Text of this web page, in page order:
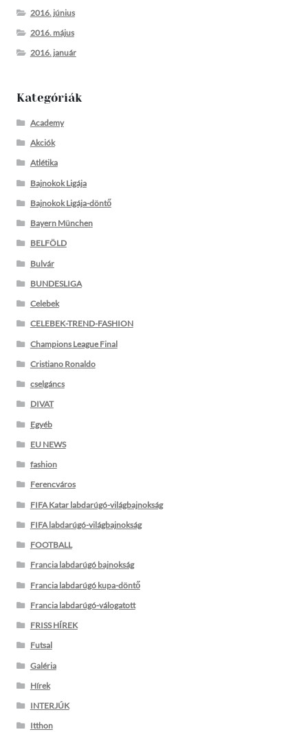
2016. június
2016. május
2016. január
Kategóriák
Academy
Akciók
Atlétika
Bajnokok Ligája
Bajnokok Ligája-döntő
Bayern München
BELFÖLD
Bulvár
BUNDESLIGA
Celebek
CELEBEK-TREND-FASHION
Champions League Final
Cristiano Ronaldo
cselgáncs
DIVAT
Egyéb
EU NEWS
fashion
Ferencváros
FIFA Katar labdarúgó-világbajnokság
FIFA labdarúgó-világbajnokság
FOOTBALL
Francia labdarúgó bajnokság
Francia labdarúgó kupa-döntő
Francia labdarúgó-válogatott
FRISS HÍREK
Futsal
Galéria
Hírek
INTERJÚK
Itthon